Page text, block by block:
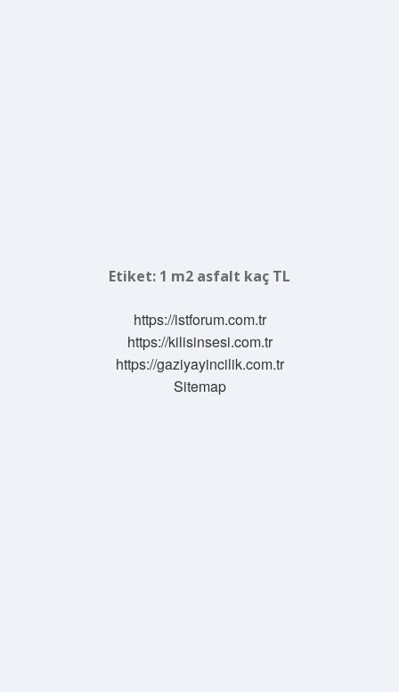
Etiket: 1 m2 asfalt kaç TL
https://istforum.com.tr
https://kilisinsesi.com.tr
https://gaziyayincilik.com.tr
Sitemap